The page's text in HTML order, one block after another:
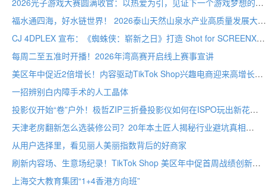
2026光子游戏大赛圆满收官：以热爱为引，见证下一个游戏梦想的诞生
福水通四海，好水链世界！ 2026泰山天然山泉水产业高质量发展大会圆满举行
CJ 4DPLEX 宣布：《蜘蛛侠：崭新之日》打造 Shot for SCREENX 专属版本
每周二至五准时开播！2026年湾高赛开启线上赛事宣讲
美区年中促近2倍增长！内容驱动TikTok Shop兴趣电商迎来高增长
一招辨别白内障手术的人工晶体
投影仪开始“卷”户外！极哲ZIP三折叠投影仪如何在ISPO玩出新花样？
天津老房翻新怎么选装修公司？20年本土匠人揭秘行业避坑真相
从用户选择里，看见丽人美丽指数背后的好商家
刷新内容场、生意场纪录！TikTok Shop 美区年中促首周战绩创新高
上海交大教育集团“1+4香港方向班”